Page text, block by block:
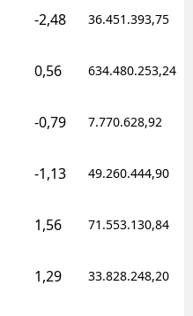
-2,48 36.451.393,75
0,56 634.480.253,24
-0,79 7.770.628,92
-1,13 49.260.444,90
1,56 71.553.130,84
1,29 33.828.248,20